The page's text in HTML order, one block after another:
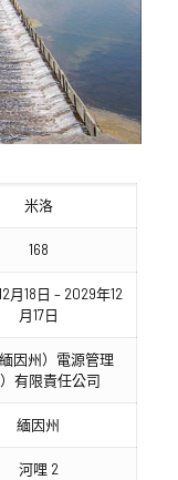
米洛
168
月18日 – 2029年12
月17日
因州）電源管理
）有限責任公司
緬因州
河哩 2